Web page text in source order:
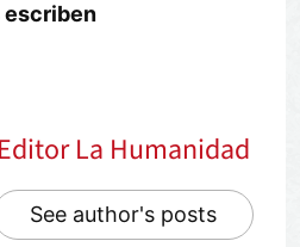
escriben
Editor La Humanidad
See author's posts